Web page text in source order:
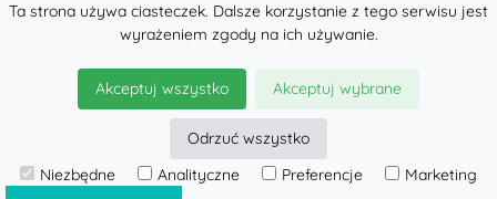
© 2026LennyLamb sp. z o.o.
Ta strona używa ciasteczek. Dalsze korzystanie z tego serwisu jest
wyrażeniem zgody na ich używanie.
Akceptuj wszystko Akceptuj wybrane
Odrzuć wszystko
Niezbędne
Analityczne Preferencje Marketing